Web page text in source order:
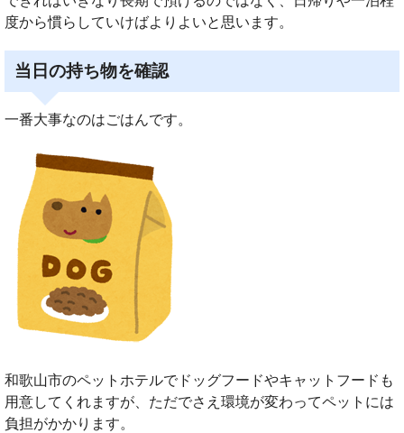
度から慣らしていけばよりよいと思います。
当日の持ち物を確認
一番大事なのはごはんです。
和歌山市のペットホテルでドッグフードやキャットフードも
用意してくれますが、ただでさえ環境が変わってペットには
負担がかかります。